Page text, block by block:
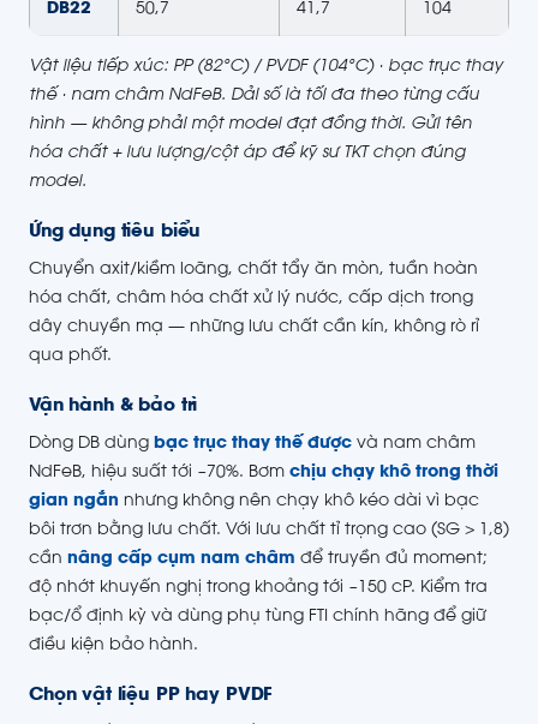
DB22 50,7 41,7 104
Vật liệu tiếp xúc: PP (82°C) / PVDF (104°C) · bạc trục thay
thế · nam châm NdFeB. Dải số là tối đa theo từng cấu
hình — không phải một model đạt đồng thời. Gửi tên
hóa chất + lưu lượng/cột áp để kỹ sư TKT chọn đúng
model.
Ứng dụng tiêu biểu
Chuyển axit/kiềm loãng, chất tẩy ăn mòn, tuần hoàn
hóa chất, châm hóa chất xử lý nước, cấp dịch trong
dây chuyền mạ — những lưu chất cần kín, không rò rỉ
qua phốt.
Vận hành & bảo trì
Dòng DB dùng bạc trục thay thế được và nam châm
NdFeB, hiệu suất tới ~70%. Bơm chịu chạy khô trong thời
gian ngắn nhưng không nên chạy khô kéo dài vì bạc
bôi trơn bằng lưu chất. Với lưu chất tỉ trọng cao (SG > 1,8)
cần nâng cấp cụm nam châm để truyền đủ moment;
độ nhớt khuyến nghị trong khoảng tới ~150 cP. Kiểm tra
bạc/ổ định kỳ và dùng phụ tùng FTI chính hãng để giữ
điều kiện bảo hành.
Chọn vật liệu PP hay PVDF